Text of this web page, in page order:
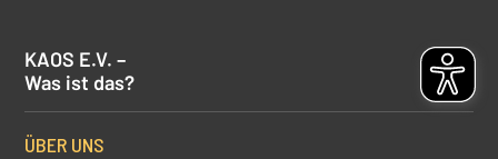
KAOS E.V. –
Was ist das?
ÜBER UNS